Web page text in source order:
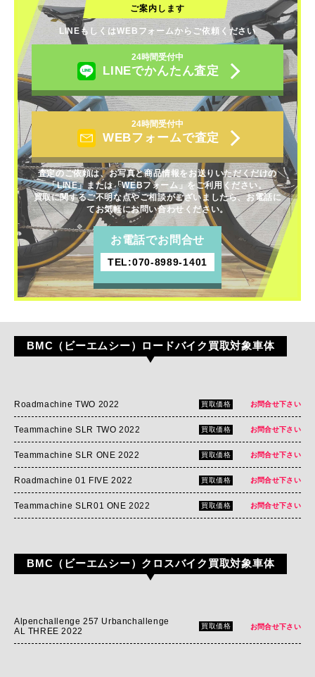
ご案内します
LINEもしくはWEBフォームからご依頼ください
24時間受付中
LINEでかんたん査定
24時間受付中
WEBフォームで査定
査定のご依頼は、お写真と商品情報をお送りいただくだけの
「LINE」または「WEBフォーム」をご利用ください。
買取に関するご不明な点やご相談がございましたら、お電話に
てお気軽にお問い合わせください。
お電話でお問合せ
TEL:070-8989-1401
BMC（ビーエムシー）ロードバイク買取対象車体
Roadmachine TWO 2022 買取価格 お問合せ下さい
Teammachine SLR TWO 2022 買取価格 お問合せ下さい
Teammachine SLR ONE 2022 買取価格 お問合せ下さい
Roadmachine 01 FIVE 2022 買取価格 お問合せ下さい
Teammachine SLR01 ONE 2022 買取価格 お問合せ下さい
BMC（ビーエムシー）クロスバイク買取対象車体
Alpenchallenge 257 Urbanchallenge
AL THREE 2022
買取価格 お問合せ下さい